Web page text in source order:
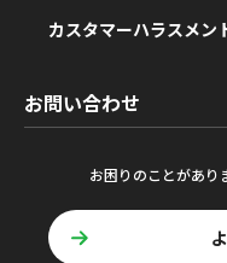
カスタマーハラスメン
お問い合わせ
お困りのことがあり